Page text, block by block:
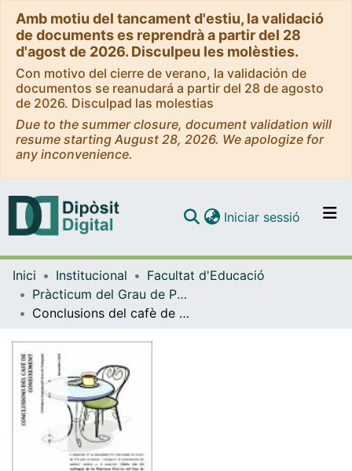
Amb motiu del tancament d'estiu, la validació
de documents es reprendrà a partir del 28
d'agost de 2026. Disculpeu les molèsties.
Con motivo del cierre de verano, la validación de
documentos se reanudará a partir del 28 de agosto
de 2026. Disculpad las molestias
Due to the summer closure, document validation will
resume starting August 28, 2026. We apologize for
any inconvenience.
Navega per tot el DD
Com publicar
Iniciar sessió (current)
Inici Institucional
Facultat d'Educació
Pràcticum del Grau de Pedagogia (Facultat d'Educació)
Conclusions del cafè de coneixement. Pràctiques Externes del Grau de Pedagogia